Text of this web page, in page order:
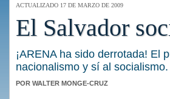
ACTUALIZADO 17 DE MARZO DE 2009
El Salvador
¡ARENA ha sido derrotada! El
nacionalismo y sí al socialismo.
POR WALTER MONGE-CRUZ